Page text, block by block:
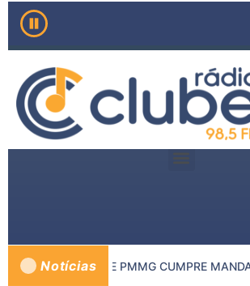
Notícias
MP DE INHAPIM E PMMG CUMPRE